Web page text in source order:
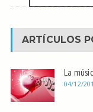
ARTÍCULOS
La
04/12/